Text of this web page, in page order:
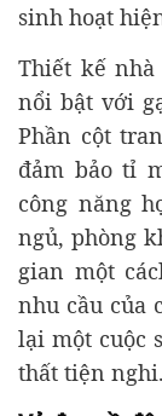
sinh hoạt
Thiết kế
nổi bật với
Phần cột
đảm bảo tỉ
công năng
ngủ, phòng
gian một
nhu cầu của
lại một cuộc
thất tiện nghi.